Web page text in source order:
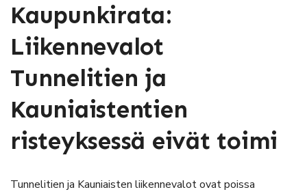
Kaupunkirata:
Liikennevalot
Tunnelitien ja
Kauniaistentien
risteyksessä eivät toimi
Tunnelitien ja Kauniaisten liikennevalot ovat poissa